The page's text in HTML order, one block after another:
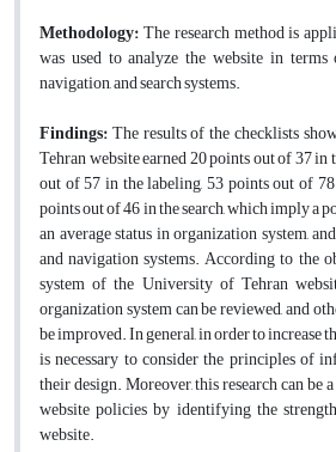
Methodology:The research method is
was used to analyze the website in
navigation, and search systems.
Findings:The results of the checklists
Tehran website earned 20 points out of 37
out of 57 in the labeling, 53 points out of
points out of 46 in the search, which imply a
an average status in organization system,
and navigation systems. According to the
system of the University of Tehran
organization system can be reviewed, and
be improved. In general, in order to increase
is necessary to consider the principles of
their design. Moreover, this research can be
website policies by identifying the
website.